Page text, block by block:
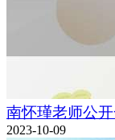
南怀瑾老师公
2023-10-09